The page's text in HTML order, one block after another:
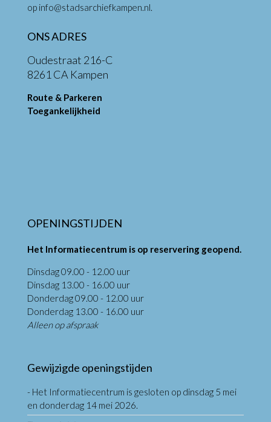
op info@stadsarchiefkampen.nl.
ONS ADRES
Oudestraat 216-C
8261 CA Kampen
Route & Parkeren
Toegankelijkheid
OPENINGSTIJDEN
Het Informatiecentrum is op reservering geopend.
Dinsdag 09.00 - 12.00 uur
Dinsdag 13.00 - 16.00 uur
Donderdag 09.00 - 12.00 uur
Donderdag 13.00 - 16.00 uur
Alleen op afspraak
Gewijzigde openingstijden
- Het Informatiecentrum is gesloten op dinsdag 5 mei
en donderdag 14 mei 2026.